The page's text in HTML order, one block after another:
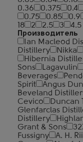
0.36
0.375 0.4
0.75
0.85 0.9
18
2 2.5 3
4.5
Производитель
Ian Macleod
Distillery
Nikka
Hibernia
Sons
Lagavulin
Beverages
Spirit
Angus
Beveland
Cevico
Duncan
Glenfarclas
Distillery
Grant & Sons
Fussigny
A. H.